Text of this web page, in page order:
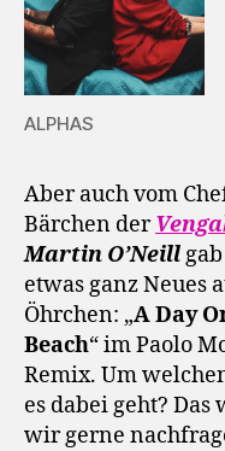
ALPHAS
Aber auch vom
Bärchen der
Martin O’Neill
etwas ganz Neues
Öhrchen: „A Day
Beach“ im Paolo
Remix. Um
es dabei geht? Das
wir gerne